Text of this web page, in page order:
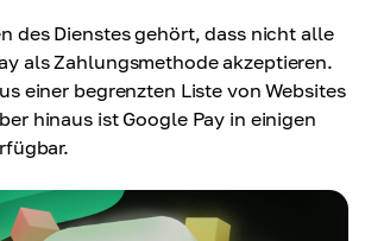
des Dienstes gehört, dass nicht alle
als Zahlungsmethode akzeptieren.
einer begrenzten Liste von Websites
hinaus ist Google Pay in einigen